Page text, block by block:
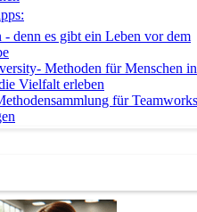
denn es gibt ein Leben vor dem
Methoden für Menschen in
Vielfalt erleben
für